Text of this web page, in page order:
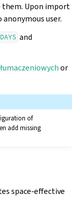
them. Upon import
user.
and
or
of
add missing
space-effective